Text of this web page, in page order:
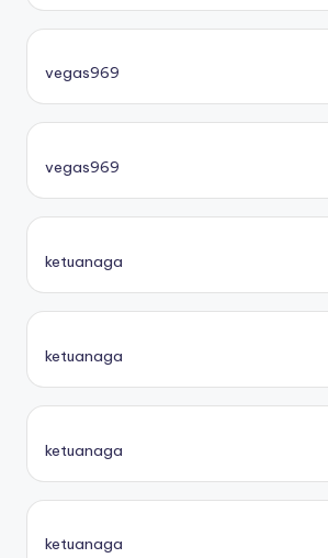
vegas969
vegas969
ketuanaga
ketuanaga
ketuanaga
ketuanaga